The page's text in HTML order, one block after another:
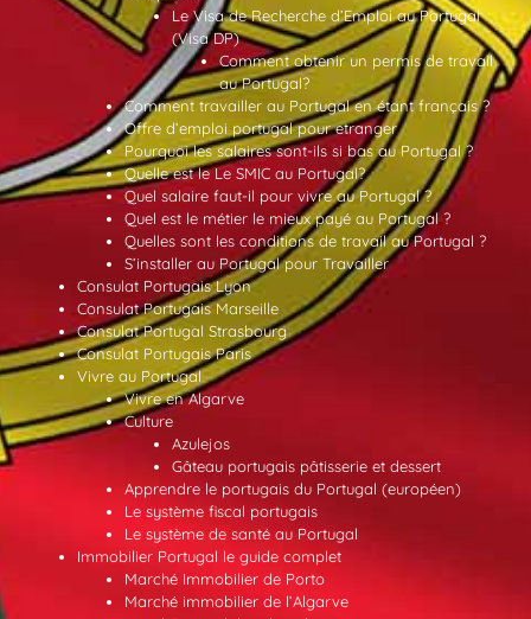
Le Visa de Recherche d’Emploi au Portugal
(Visa DP)
Comment obtenir un permis de travail
au Portugal?
Comment travailler au Portugal en étant français ?
Offre d’emploi portugal pour etranger
Pourquoi les salaires sont-ils si bas au Portugal ?
Quelle est le Le SMIC au Portugal?
Quel salaire faut-il pour vivre au Portugal ?
Quel est le métier le mieux payé au Portugal ?
Quelles sont les conditions de travail au Portugal ?
S’installer au Portugal pour Travailler
Consulat Portugais Lyon
Consulat Portugais Marseille
Consulat Portugal Strasbourg
Consulat Portugais Paris
Vivre au Portugal
Vivre en Algarve
Culture
Azulejos
Gâteau portugais pâtisserie et dessert
Apprendre le portugais du Portugal (européen)
Le système fiscal portugais
Le système de santé au Portugal
Immobilier Portugal le guide complet
Marché Immobilier de Porto
Marché immobilier de l’Algarve